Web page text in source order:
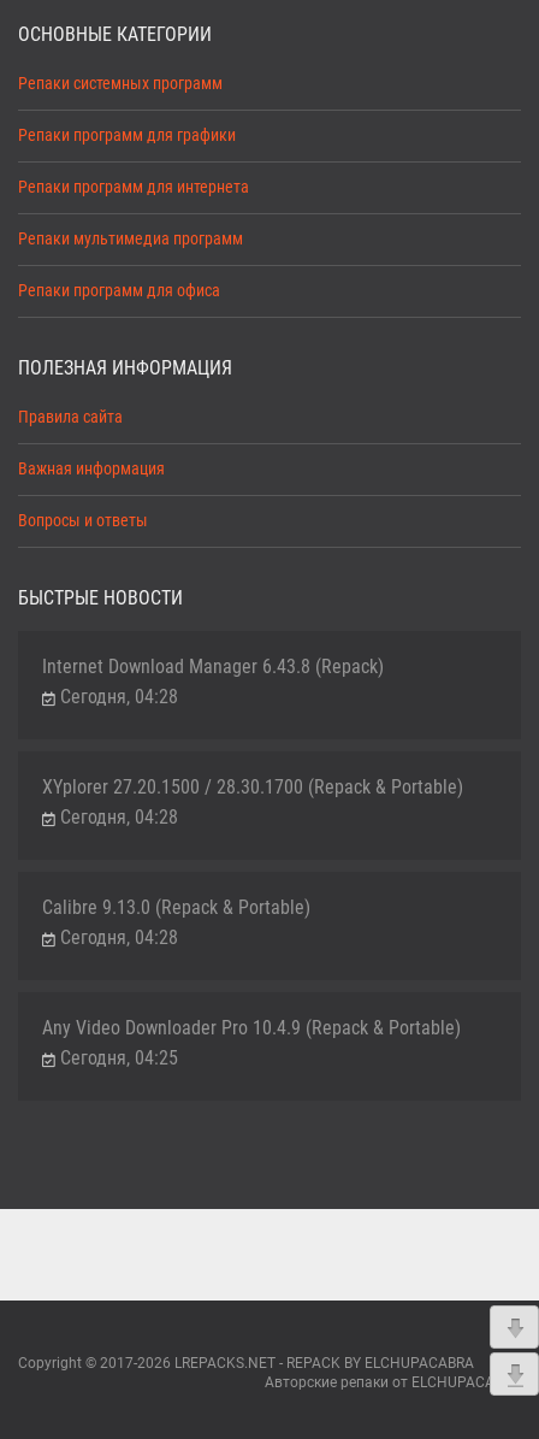
ОСНОВНЫЕ КАТЕГОРИИ
Репаки системных программ
Репаки программ для графики
Репаки программ для интернета
Репаки мультимедиа программ
Репаки программ для офиса
ПОЛЕЗНАЯ ИНФОРМАЦИЯ
Правила сайта
Важная информация
Вопросы и ответы
БЫСТРЫЕ НОВОСТИ
Internet Download Manager 6.43.8 (Repack)
Сегодня, 04:28
XYplorer 27.20.1500 / 28.30.1700 (Repack & Portable)
Сегодня, 04:28
Calibre 9.13.0 (Repack & Portable)
Сегодня, 04:28
Any Video Downloader Pro 10.4.9 (Repack & Portable)
Сегодня, 04:25
Copyright © 2017-2026 LREPACKS.NET - REPACK BY ELCHUPACABRA
Авторские репаки от ELCHUPACABRA